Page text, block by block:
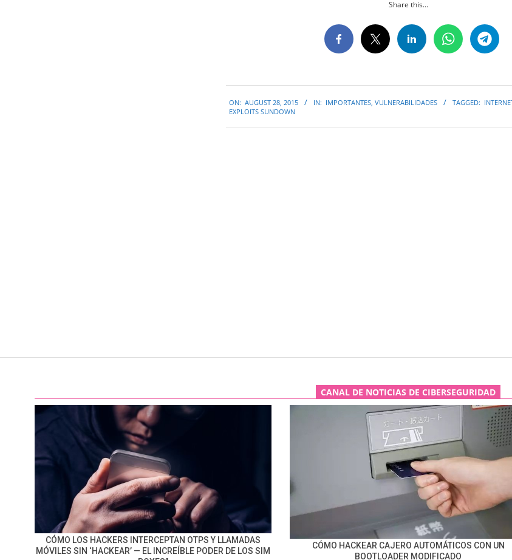
Share this...
08-
ON: AUGUST 28, 2015 IN: IMPORTANTES VULNERABILIDADES TAGGED:
EXPLOITS SUNDOWN
CANAL DE NOTICIAS DE CIBERSEGURIDAD
CÓMO LOS HACKERS INTERCEPTAN OTPS Y LLAMADAS
MÓVILES SIN ‘HACKEAR’ — EL INCREÍBLE PODER DE LOS SIM
CÓMO HACKEAR CAJERO AUTOMÁTICOS CON UN
BOOTLOADER MODIFICADO